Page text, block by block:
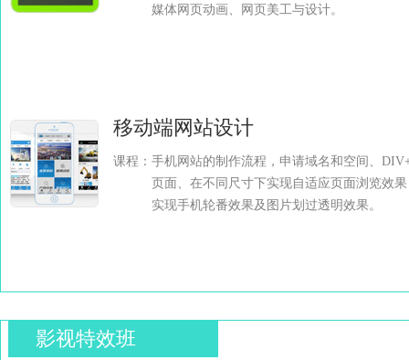
媒体网页动画、网页美工与设计。
移动端网站设计
课程：手机网站的制作流程，申请域名和空间、
页面、在不同尺寸下实现自适应页面浏览效果
实现手机轮番效果及图片划过透明效果。
影视特效班